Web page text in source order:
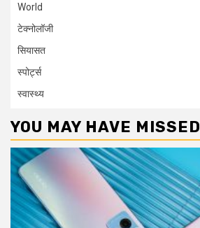
World
टेक्नोलॉजी
सियासत
स्पोर्ट्स
स्वास्थ्य
YOU MAY HAVE MISSED